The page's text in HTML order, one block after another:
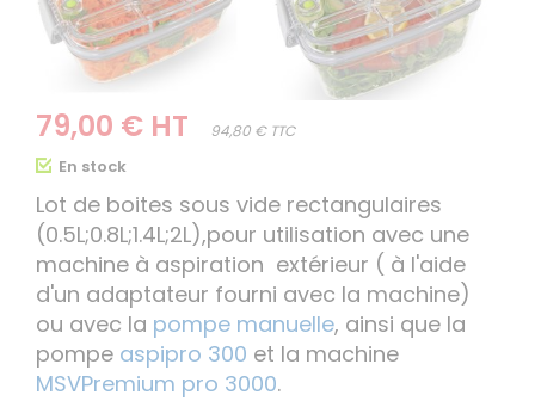
79,00 € HT 94,80 € TTC
En stock
Lot de boites sous vide rectangulaires
(0.5L;0.8L;1.4L;2L),pour utilisation avec une
machine à aspiration extérieur ( à l'aide
d'un adaptateur fourni avec la machine)
ou avec la pompe manuelle, ainsi que la
pompe aspipro 300 et la machine
MSVPremium pro 3000.